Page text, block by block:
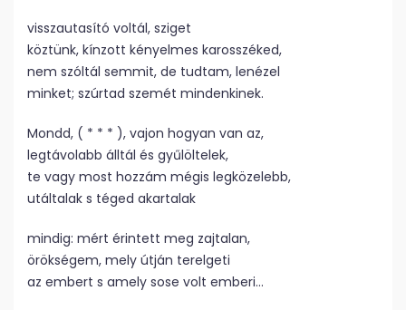
visszautasító voltál, sziget
köztünk, kínzott kényelmes karosszéked,
nem szóltál semmit, de tudtam, lenézel
minket; szúrtad szemét mindenkinek.
Mondd, ( * * * ), vajon hogyan van az,
legtávolabb álltál és gyűlöltelek,
te vagy most hozzám mégis legközelebb,
utáltalak s téged akartalak
mindig: mért érintett meg zajtalan,
örökségem, mely útján terelgeti
az embert s amely sose volt emberi…